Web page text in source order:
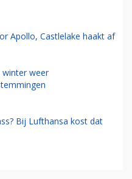
Apollo, Castlelake haakt af
winter weer
Bij Lufthansa kost dat